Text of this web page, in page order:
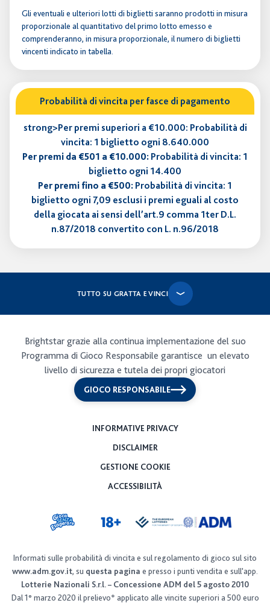
Gli eventuali e ulteriori lotti di biglietti saranno prodotti in misura
proporzionale al quantitativo del primo lotto emesso e
comprenderanno, in misura proporzionale, il numero di biglietti
vincenti indicato in tabella.
Probabilità di vincita per fasce di pagamento
strong>Per premi superiori a €10.000: Probabilità di
vincita: 1 biglietto ogni 8.640.000
Per premi da €501 a €10.000: Probabilità di vincita: 1
biglietto ogni 14.400
Per premi fino a €500: Probabilità di vincita: 1
biglietto ogni 7,09 esclusi i premi eguali al costo
della giocata ai sensi dell’art.9 comma 1ter D.L.
n.87/2018 convertito con L. n.96/2018
TUTTO SU GRATTA E VINCI
I biglietti nel punto vendita
Miliardario New
Tombola Mini
Brightstar grazie alla continua implementazione del suo
Programma di Gioco Responsabile garantisce un elevato
livello di sicurezza e tutela dei propri giocatori
GIOCO RESPONSABILE
INFORMATIVE PRIVACY
DISCLAIMER
GESTIONE COOKIE
ACCESSIBILITÀ
Informati sulle probabilità di vincita e sul regolamento di gioco sul sito
www.adm.gov.it, su questa pagina e presso i punti vendita e sull'app.
Lotterie Nazionali S.r.l. – Concessione ADM del 5 agosto 2010
Dal 1° marzo 2020 il prelievo* applicato alle vincite superiori a 500 euro